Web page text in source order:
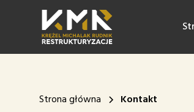
Strona główna Kontakt